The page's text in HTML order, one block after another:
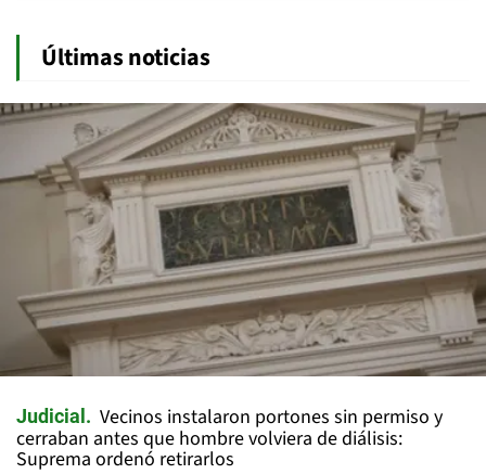
Últimas noticias
Judicial
Vecinos instalaron portones sin permiso y
cerraban antes que hombre volviera de diálisis:
Suprema ordenó retirarlos